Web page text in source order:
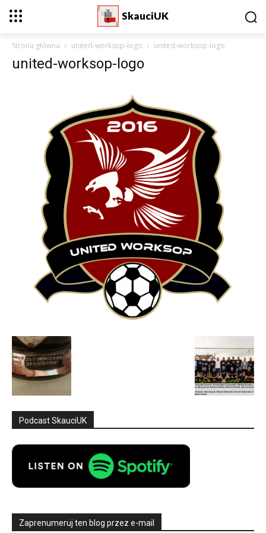
SkauciUK
Strona główna united-worksop-logo united-worksop-logo
united-worksop-logo
Podcast SkauciUK
Zaprenumeruj ten blog przez e-mail